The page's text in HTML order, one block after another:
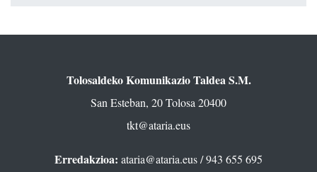
Tolosaldeko Komunikazio Taldea S.M.
San Esteban, 20 Tolosa 20400
tkt@ataria.eus
Erredakzioa: ataria@ataria.eus/ 943 655 695